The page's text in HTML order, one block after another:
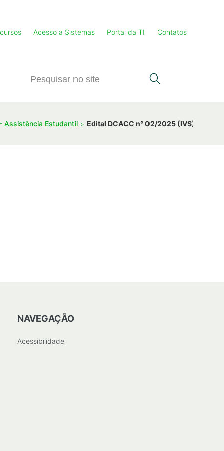
Acesso a Sistemas Portal da TI Contatos
Assistência Estudantil Edital DCACC n° 02/2025 (IVS) -
NAVEGAÇÃO
Acessibilidade